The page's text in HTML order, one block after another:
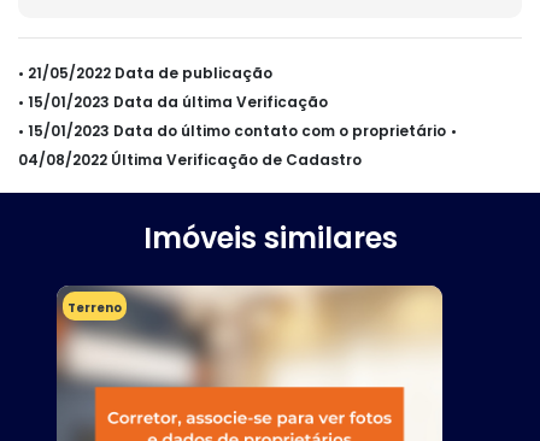
• 21/05/2022 Data de publicação
• 15/01/2023 Data da última Verificação
• 15/01/2023 Data do último contato com o proprietário •
04/08/2022 Última Verificação de Cadastro
Imóveis similares
Terreno